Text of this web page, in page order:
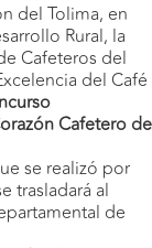
del Tolima, en
Rural, la
Cafeteros del
del Café
Cafetero de
se realizó por
trasladará al
de